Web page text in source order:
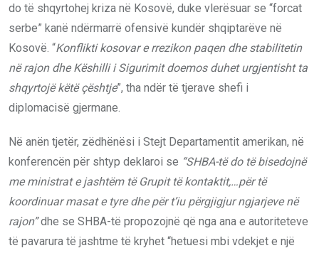
do të shqyrtohej kriza në Kosovë, duke vlerësuar se “forcat
serbe” kanë ndërmarrë ofensivë kundër shqiptarëve në
Kosovë. “Konflikti kosovar e rrezikon paqen dhe stabilitetin
në rajon dhe Këshilli i Sigurimit doemos duhet urgjentisht ta
shqyrtojë këtë çështje”, tha ndër të tjerave shefi i
diplomacisë gjermane.
Në anën tjetër, zëdhënësi i Stejt Departamentit amerikan, në
konferencën për shtyp deklaroi se “SHBA-të do të bisedojnë
me ministrat e jashtëm të Grupit të kontaktit,…për të
koordinuar masat e tyre dhe për t’iu përgjigjur ngjarjeve në
rajon”dhe se SHBA-të propozojnë që nga ana e autoriteteve
të pavarura të jashtme të kryhet “hetuesi mbi vdekjet e një